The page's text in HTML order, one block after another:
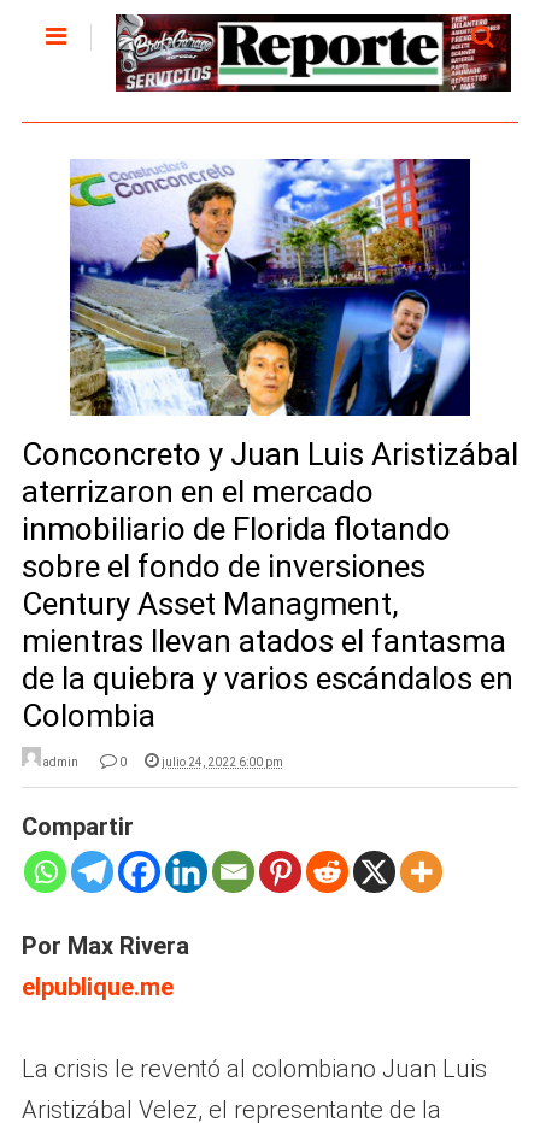
Conconcreto y Juan Luis Aristizábal
aterrizaron en el mercado
inmobiliario de Florida flotando
sobre el fondo de inversiones
Century Asset Managment,
mientras llevan atados el fantasma
de la quiebra y varios escándalos en
Colombia
admin 0 julio 24, 2022 6:00 pm
Compartir
Por Max Rivera
elpublique.me
La crisis le reventó al colombiano Juan Luis
Aristizábal Velez, el representante de la